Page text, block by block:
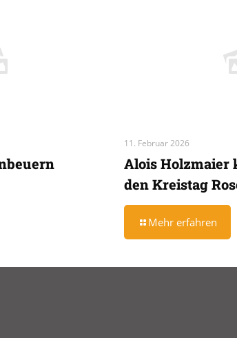
11. Februar 2026
Alois Holzmaier
den Kreistag
Mehr erfahren